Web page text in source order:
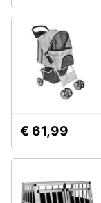
€ 61,99